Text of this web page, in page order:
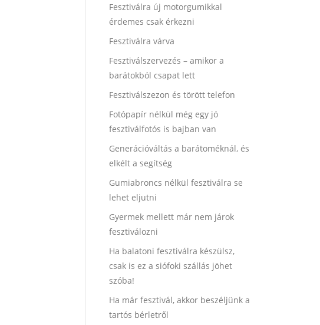
Fesztiválra új motorgumikkal
érdemes csak érkezni
Fesztiválra várva
Fesztiválszervezés – amikor a
barátokból csapat lett
Fesztiválszezon és törött telefon
Fotópapír nélkül még egy jó
fesztiválfotós is bajban van
Generációváltás a barátoméknál, és
elkélt a segítség
Gumiabroncs nélkül fesztiválra se
lehet eljutni
Gyermek mellett már nem járok
fesztiválozni
Ha balatoni fesztiválra készülsz,
csak is ez a siófoki szállás jöhet
szóba!
Ha már fesztivál, akkor beszéljünk a
tartós bérletről